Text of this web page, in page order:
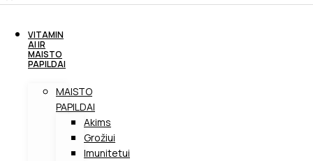
VITAMIN
AI IR
MAISTO
PAPILDAI
MAISTO
PAPILDAI
Akims
Grožiui
Imunitetui